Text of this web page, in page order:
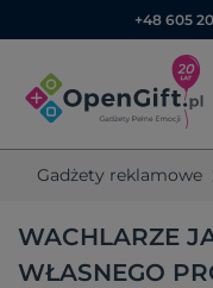
+48 605
Gadżety reklamowe
WACHLARZE
WŁASNEGO